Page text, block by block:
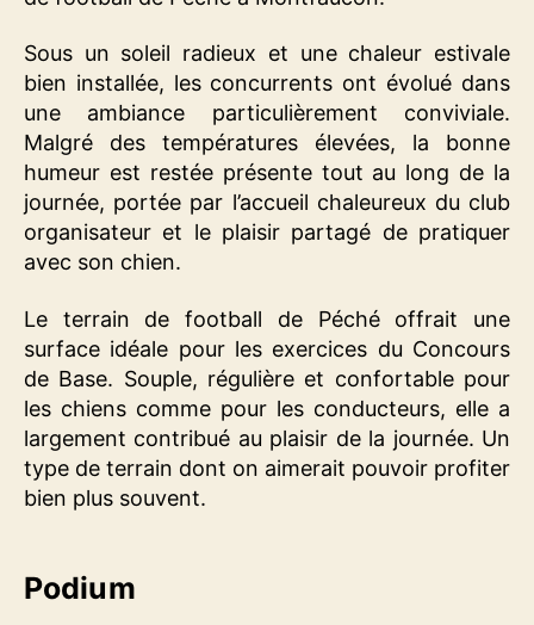
Sous un soleil radieux et une chaleur estivale
bien installée, les concurrents ont évolué dans
une ambiance particulièrement conviviale.
Malgré des températures élevées, la bonne
humeur est restée présente tout au long de la
journée, portée par l’accueil chaleureux du club
organisateur et le plaisir partagé de pratiquer
avec son chien.
Le terrain de football de Péché offrait une
surface idéale pour les exercices du Concours
de Base. Souple, régulière et confortable pour
les chiens comme pour les conducteurs, elle a
largement contribué au plaisir de la journée. Un
type de terrain dont on aimerait pouvoir profiter
bien plus souvent.
Podium